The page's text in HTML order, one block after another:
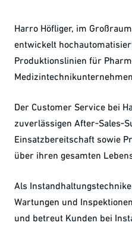
Harro Höfliger, im
entwickelt
Produktionslinien für
Der Customer Service bei
zuverlässigen
Einsatzbereitschaft sowie
über ihren gesamten
Als
Wartungen und
und betreut Kunden bei